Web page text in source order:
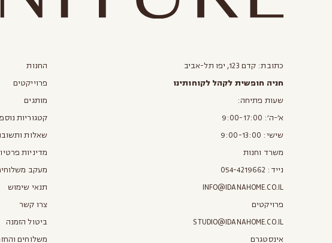
כתובת: קדם 123, יפו תל-אביב
חניה חופשית לקהל לקוחותינו
שעות פתיחה:
א׳-ה׳: 9:00-17:00
שישי: 9:00-13:00
משרד וחנות
נייד: 054-4219662
INFO@IDANAHOME.CO.IL
פרויקטים
STUDIO@IDANAHOME.CO.IL
אינסטגרם
החנות
פרוייקטים
מותגים
קטגוריות
שאלות
מדיניות
מעקב
תנאי שימוש
צרו קשר
ביטול הזמנה
משלוחים